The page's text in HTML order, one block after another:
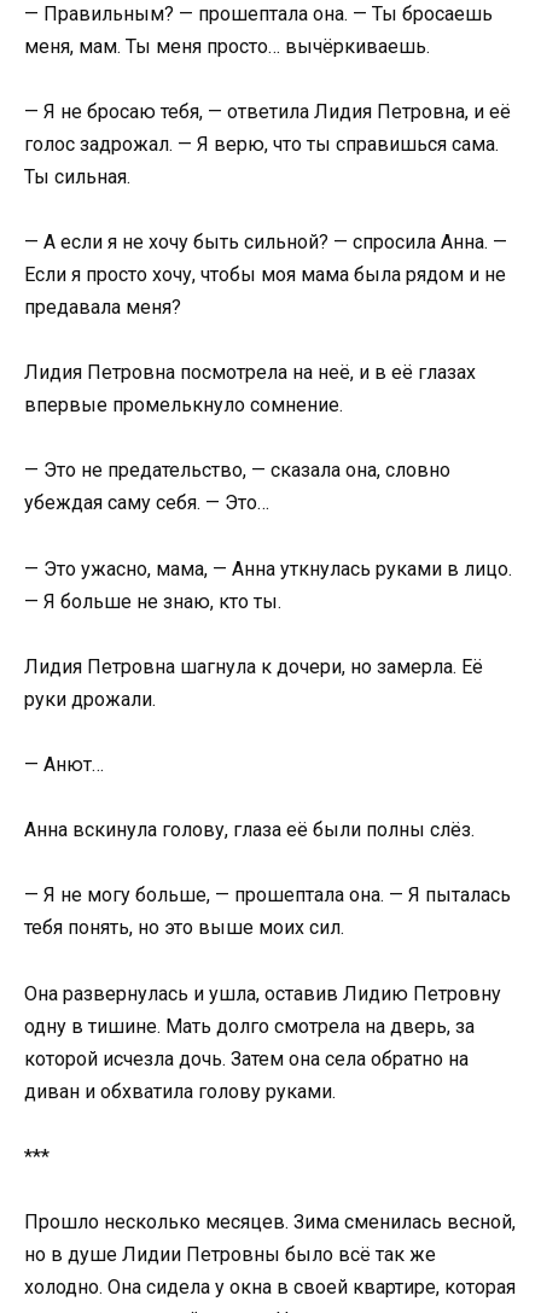
— Правильным? — прошептала она. — Ты бросаешь
меня, мам. Ты меня просто… вычёркиваешь.
— Я не бросаю тебя, — ответила Лидия Петровна, и её
голос задрожал. — Я верю, что ты справишься сама.
Ты сильная.
— А если я не хочу быть сильной? — спросила Анна. —
Если я просто хочу, чтобы моя мама была рядом и не
предавала меня?
Лидия Петровна посмотрела на неё, и в её глазах
впервые промелькнуло сомнение.
— Это не предательство, — сказала она, словно
убеждая саму себя. — Это…
— Это ужасно, мама, — Анна уткнулась руками в лицо.
— Я больше не знаю, кто ты.
Лидия Петровна шагнула к дочери, но замерла. Её
руки дрожали.
— Анют…
Анна вскинула голову, глаза её были полны слёз.
— Я не могу больше, — прошептала она. — Я пыталась
тебя понять, но это выше моих сил.
Она развернулась и ушла, оставив Лидию Петровну
одну в тишине. Мать долго смотрела на дверь, за
которой исчезла дочь. Затем она села обратно на
диван и обхватила голову руками.
***
Прошло несколько месяцев. Зима сменилась весной,
но в душе Лидии Петровны было всё так же
холодно. Она сидела у окна в своей квартире, которая